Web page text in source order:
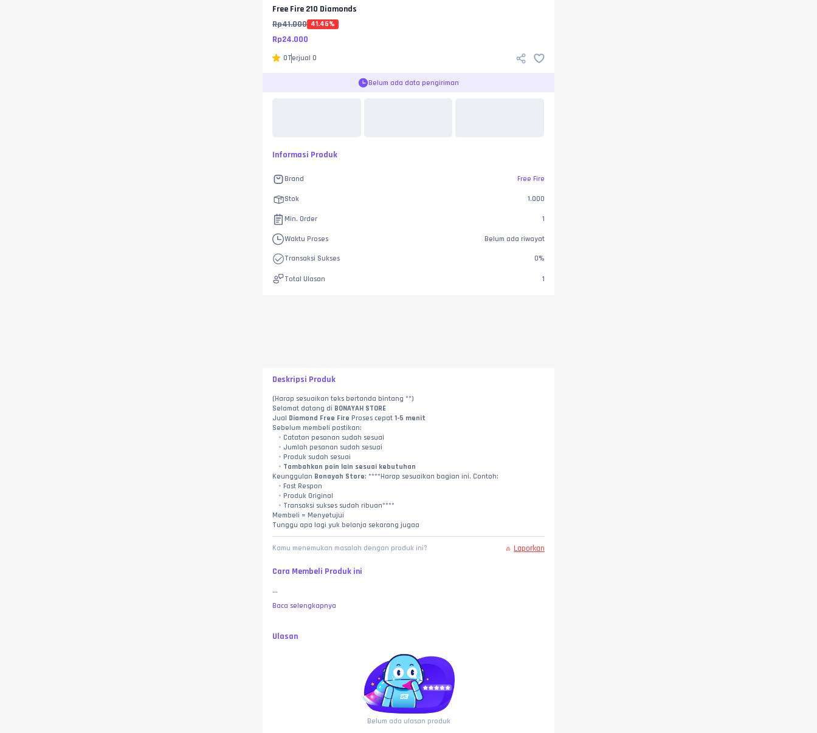
Free Fire 210 Diamonds
Rp41.000 41.46%
Rp24.000
0Terjual 0
Belum ada data pengiriman
Informasi Produk
Brand Free Fire
Stok 1.000
Min. Order 1
Waktu Proses Belum ada riwayat
Transaksi Sukses 0%
Total Ulasan 1
Deskripsi Produk
(Harap sesuaikan teks bertanda bintang **)
Selamat datang di BONAYAH STORE
Jual Diamond Free Fire Proses cepat 1-5 menit
Sebelum membeli pastikan:
Catatan pesanan sudah sesuai
Jumlah pesanan sudah sesuai
Produk sudah sesuai
Tambahkan poin lain sesuai kebutuhan
Keunggulan Bonayah Store: ****Harap sesuaikan bagian ini. Contoh:
Fast Respon
Produk Original
Transaksi sukses sudah ribuan****
Membeli = Menyetujui
Tunggu apa lagi yuk belanja sekarang jugaa
Kamu menemukan masalah dengan produk ini? Laporkan
Cara Membeli Produk ini
...
Baca selengkapnya
Ulasan
Belum ada ulasan produk